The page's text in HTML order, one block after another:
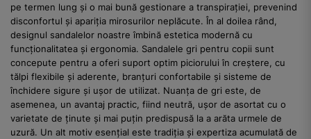
pe termen lung și o mai bună gestionare a transpirației, prevenind
disconfortul și apariția mirosurilor neplăcute. În al doilea rând,
designul sandalelor noastre îmbină estetica modernă cu
funcționalitatea și ergonomia. Sandalele gri pentru copii sunt
concepute pentru a oferi suport optim piciorului în creștere, cu
tălpi flexibile și aderente, branțuri confortabile și sisteme de
închidere sigure și ușor de utilizat. Nuanța de gri este, de
asemenea, un avantaj practic, fiind neutră, ușor de asortat cu o
varietate de ținute și mai puțin predispusă la a arăta urmele de
uzură. Un alt motiv esențial este tradiția și expertiza acumulată de